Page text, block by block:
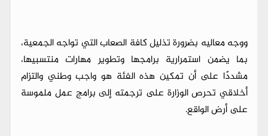
​ووجه معاليه بضرورة تذليل كافة الصعاب التي تواجه الجمعية،
بما يضمن استمرارية برامجها وتطوير مهارات منتسبيها،
مشددًا على أن تمكين هذه الفئة هو واجب وطني والتزام
أخلاقي تحرص الوزارة على ترجمته إلى برامج عمل ملموسة
على أرض الواقع.